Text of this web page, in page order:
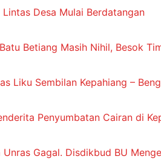
Desa Mulai Berdatangan
Betiang Masih Nihil, Besok
Liku Sembilan Kepahiang –
Penyumbatan Cairan di
Gagal. Disdikbud BU